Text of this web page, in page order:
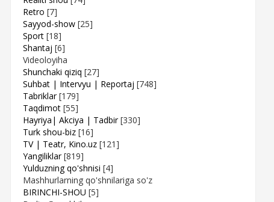
Retro [7]
Sayyod-show [25]
Sport [18]
Shantaj [6]
Videoloyiha
Shunchaki qiziq [27]
Suhbat | Intervyu | Reportaj [748]
Tabriklar [179]
Taqdimot [55]
Hayriya| Akciya | Tadbir [330]
Turk shou-biz [16]
TV | Teatr, Kino.uz [121]
Yangiliklar [819]
Yulduzning qo'shnisi [4]
Mashhurlarning qo'shnilariga so'z
BIRINCHI-SHOU [5]